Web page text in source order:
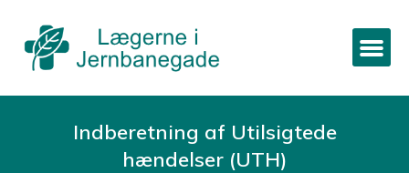
Indberetning af Utilsigtede
hændelser (UTH)